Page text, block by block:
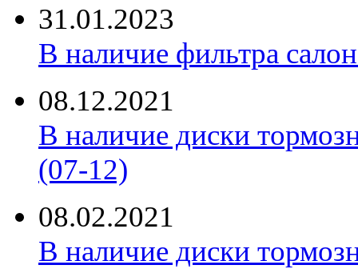
31.01.2023
В наличие фильтра
08.12.2021
В наличие диски
(07-12)
08.02.2021
В наличие диски